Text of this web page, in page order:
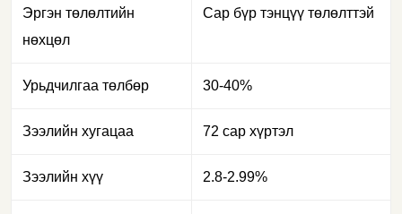
Эргэн төлөлтийн
нөхцөл
Сар бүр тэнцүү төлөлттэй
Урьдчилгаа төлбөр 30-40%
Зээлийн хугацаа 72 сар хүртэл
Зээлийн хүү 2.8-2.99%